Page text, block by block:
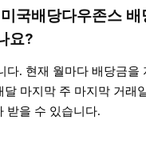
국배당다우존스
요?
다. 현재 월마다 배당금을
달 마지막 주 마지막 거래
받을 수 있습니다.